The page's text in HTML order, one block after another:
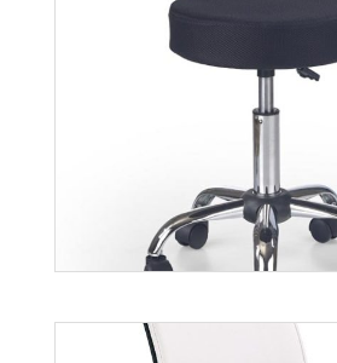
Hector
Więcej